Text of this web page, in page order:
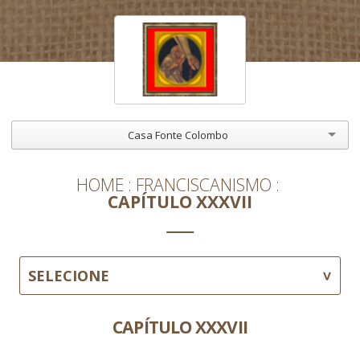
Casa Fonte Colombo
HOME FRANCISCANISMO
CAPÍTULO XXXVII
SELECIONE
CAPÍTULO XXXVII